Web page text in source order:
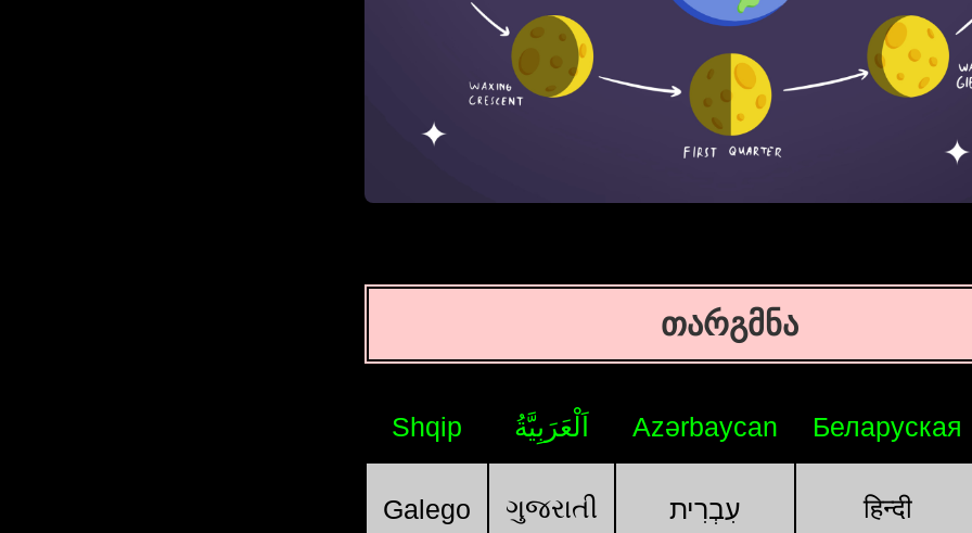
თარგმნა
Shqip اَلْعَرَبِيَّةُ Azərbaycan Беларуская
Galego ગુજરાતી עִבְרִית हिन्दी